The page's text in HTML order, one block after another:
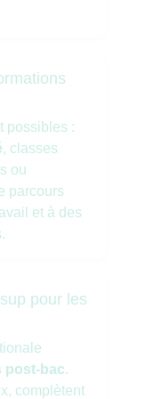
possibles :
, classes
ou
parcours
et à des
pour les
post-bac.
complètent